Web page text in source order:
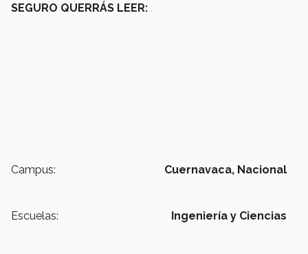
SEGURO QUERRÁS LEER:
Campus: Cuernavaca, Nacional
Escuelas: Ingeniería y Ciencias